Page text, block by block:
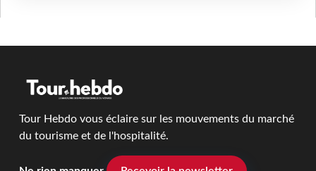
Tour Hebdo vous éclaire sur les mouvements du marché
du tourisme et de l'hospitalité.